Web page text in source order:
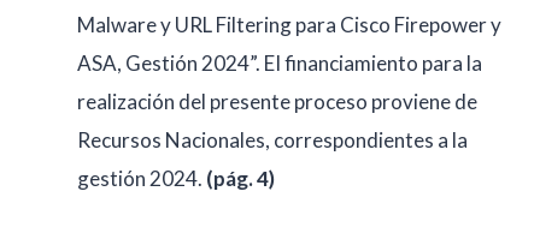
Malware y URL Filtering para Cisco Firepower y
ASA, Gestión 2024”. EI financiamiento para la
realización del presente proceso proviene de
Recursos Nacionales, correspondientes a la
gestión 2024. (pág. 4)